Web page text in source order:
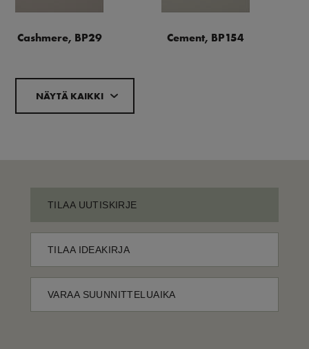
Cashmere, BP29 Cement, BP154
NÄYTÄ KAIKKI
TILAA UUTISKIRJE
TILAA IDEAKIRJA
VARAA SUUNNITTELUAIKA